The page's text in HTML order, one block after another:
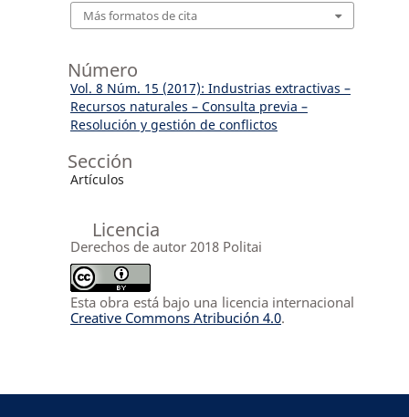
Más formatos de cita
Número
Vol. 8 Núm. 15 (2017): Industrias extractivas –
Recursos naturales – Consulta previa –
Resolución y gestión de conflictos
Sección
Artículos
Licencia
Derechos de autor 2018 Politai
Esta obra está bajo una licencia internacional
Creative Commons Atribución 4.0.